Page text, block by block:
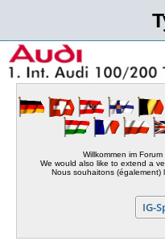
Willkommen im
We would also like to extend a
Nous souhaitons (également)
IG-